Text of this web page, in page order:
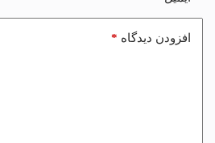
افزودن دیدگاه *